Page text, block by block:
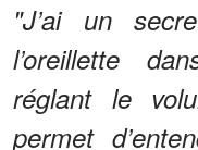
"J’ai un
l’oreillette
réglant le
permet